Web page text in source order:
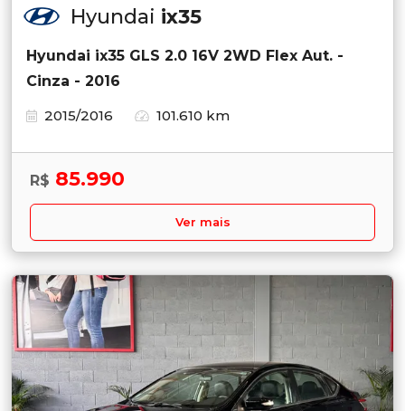
Hyundai ix35
Hyundai ix35 GLS 2.0 16V 2WD Flex Aut. -
Cinza - 2016
2015/2016
101.610 km
R$ 85.990
Ver mais